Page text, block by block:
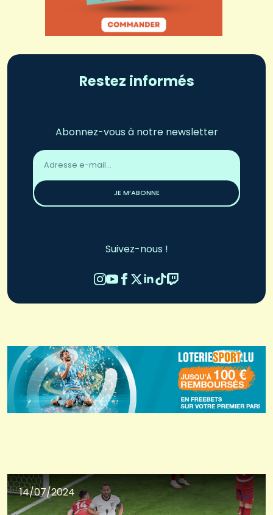
Restez informés
Abonnez-vous à notre newsletter
Adresse
email
JE M’ABONNE
Suivez-nous !
14/07/2024